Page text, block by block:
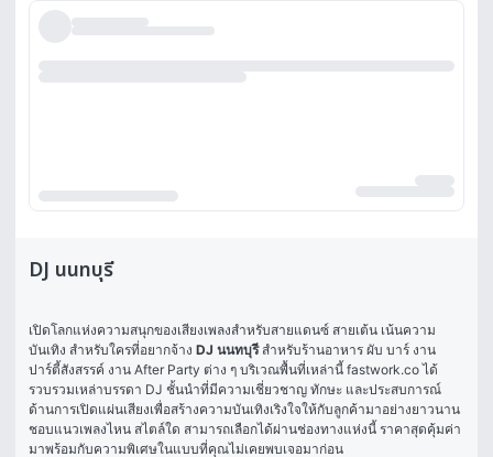
DJ นนทบุรี
เปิดโลกแห่งความสนุกของเสียงเพลงสำหรับสายแดนซ์ สายเต้น เน้นความ
บันเทิง สำหรับใครที่อยากจ้าง DJ นนทบุรี สำหรับร้านอาหาร ผับ บาร์ งาน
ปาร์ตี้สังสรรค์ งาน After Party ต่าง ๆ บริเวณพื้นที่เหล่านี้ fastwork.co ได้
รวบรวมเหล่าบรรดา DJ ชั้นนำที่มีความเชี่ยวชาญ ทักษะ และประสบการณ์
ด้านการเปิดแผ่นเสียงเพื่อสร้างความบันเทิงเริงใจให้กับลูกค้ามาอย่างยาวนาน
ชอบแนวเพลงไหน สไตล์ใด สามารถเลือกได้ผ่านช่องทางแห่งนี้ ราคาสุดคุ้มค่า
มาพร้อมกับความพิเศษในแบบที่คุณไม่เคยพบเจอมาก่อน